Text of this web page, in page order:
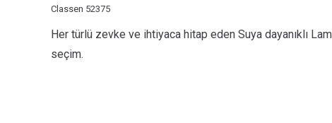
Classen 52375
Her türlü zevke ve ihtiyaca hitap eden Suya dayanıklı
seçim.